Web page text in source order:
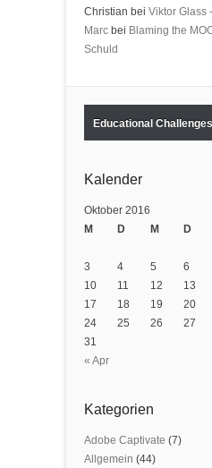
Christian bei Viktor Glass
Marc bei Blaming the
Schuld
Educational
Kalender
Oktober 2016
M
D M D
« Apr
3
4 5 6
10
11 12 13
17
18 19 20
24
25 26 27
31
Kategorien
Adobe Captivate (7)
Allgemein (44)